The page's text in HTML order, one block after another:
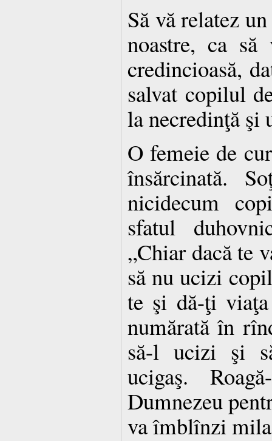
Să vă relatez
noastre, ca
credincioasă,
salvat copilul
la necredinţă şi
O femeie de
însărcinată.
nicidecum
sfatul
„Chiar dacă te
să nu ucizi
te şi dă-ţi
numărată în
să-l ucizi şi
ucigaş.
Dumnezeu
va îmblînzi